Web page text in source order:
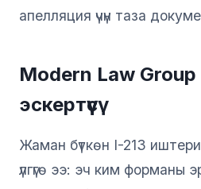
апелляция үчүн таза
Modern Law
эскертүүсү
Жаман бүткөн I-213
үлгүгө ээ: эч ким форманы